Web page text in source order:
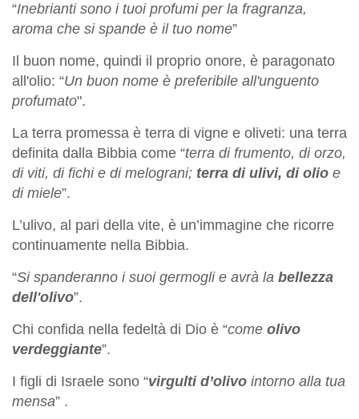
“Inebrianti sono i tuoi profumi per la fragranza,
aroma che si spande è il tuo nome”
Il buon nome, quindi il proprio onore, è paragonato
all'olio: “Un buon nome è preferibile all'unguento
profumato".
La terra promessa è terra di vigne e oliveti: una terra
definita dalla Bibbia come “terra di frumento, di orzo,
di viti, di fichi e di melograni; terra di ulivi, di olio e
di miele”.
L’ulivo, al pari della vite, è un’immagine che ricorre
continuamente nella Bibbia.
“Si spanderanno i suoi germogli e avrà la bellezza
dell'olivo”.
Chi confida nella fedeltà di Dio è “come olivo
verdeggiante”.
I figli di Israele sono “virgulti d’olivo intorno alla tua
mensa” .